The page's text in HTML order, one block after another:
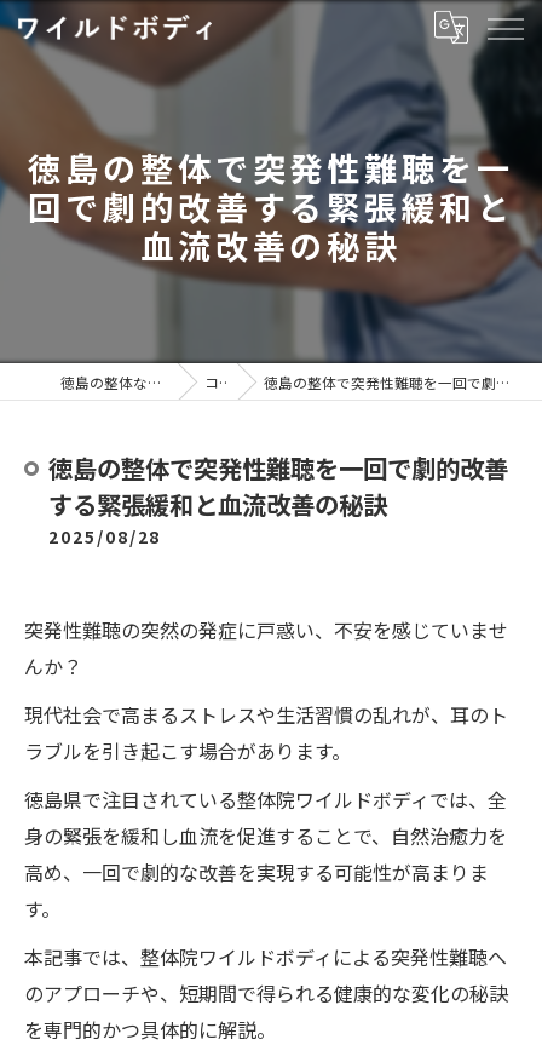
徳島の整体で突発性難聴を一
回で劇的改善する緊張緩和と
血流改善の秘訣
徳島の整体ならワイルドボディ コラム 徳島の整体で突発性難聴を一回で劇的改善する緊張緩和と血流改善の秘訣
徳島の整体で突発性難聴を一回で劇的改善
する緊張緩和と血流改善の秘訣
2025/08/28
突発性難聴の突然の発症に戸惑い、不安を感じていませ
んか？
現代社会で高まるストレスや生活習慣の乱れが、耳のト
ラブルを引き起こす場合があります。
徳島県で注目されている整体院ワイルドボディでは、全
身の緊張を緩和し血流を促進することで、自然治癒力を
高め、一回で劇的な改善を実現する可能性が高まりま
す。
本記事では、整体院ワイルドボディによる突発性難聴へ
のアプローチや、短期間で得られる健康的な変化の秘訣
を専門的かつ具体的に解説。